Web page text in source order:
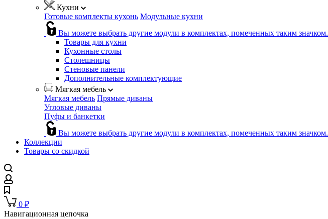
Кухни
Готовые комплекты кухонь Модульные кухни
Вы можете выбрать другие модули в комплектах, помеченных таким значком.
Товары для кухни
Кухонные столы
Столешницы
Стеновые панели
Дополнительные комплектующие
Мягкая мебель
Мягкая мебель Прямые диваны
Угловые диваны
Пуфы и банкетки
Вы можете выбрать другие модули в комплектах, помеченных таким значком.
Коллекции
Товары со скидкой
0 ₽
Навигационная цепочка